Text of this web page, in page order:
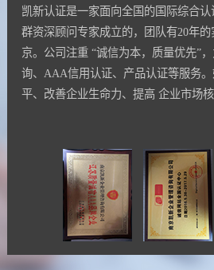
凯新认证是一家面向全国的国际综合
群资深顾问专家成立的，团队有20年
京。公司注重 “诚信为本，质量优先”
询、AAA信用认证、产品认证等服务
平、改善企业生命力、提高 企业市场